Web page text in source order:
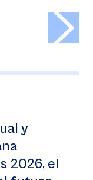
y
2026, el